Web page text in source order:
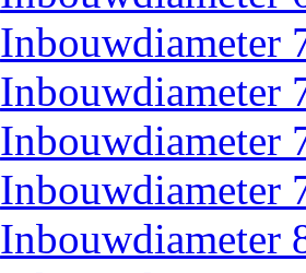
Inbouwdiameter
Inbouwdiameter
Inbouwdiameter
Inbouwdiameter
Inbouwdiameter